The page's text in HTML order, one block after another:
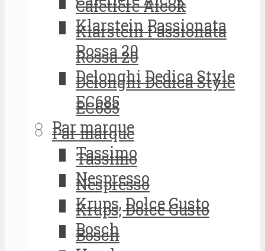
Klarstein Passionata
Rossa 20
Delonghi Dedica Style
EC685
Par marque
Tassimo
Nespresso
Krups, Dolce Gusto
Bosch
Cafetière Aicok
Klarstein Passionata
Rossa 20
Delonghi Dedica Style
EC685
Par marque
Tassimo
Nespresso
Krups, Dolce Gusto
Bosch